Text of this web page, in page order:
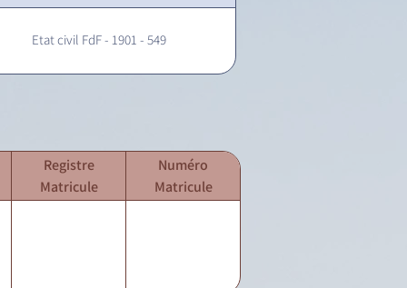
Etat civil FdF - 1901 - 549
Registre
Matricule
Numéro
Matricule